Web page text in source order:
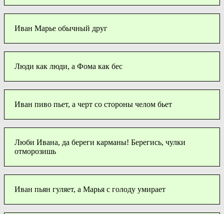
Иван Марье обычный друг
Люди как люди, а Фома как бес
Иван пиво пьет, а черт со стороны челом бьет
Люби Ивана, да береги карманы! Берегись, чулки
отморозишь
Иван пьян гуляет, а Марья с голоду умирает